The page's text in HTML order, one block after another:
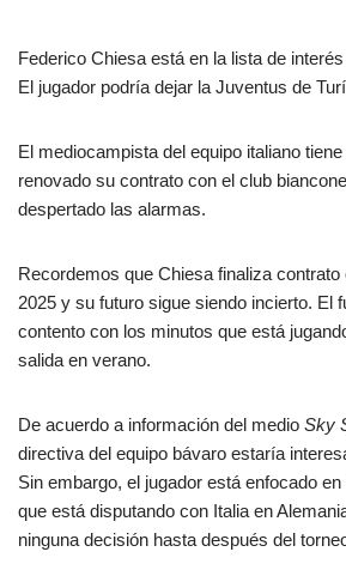
Federico Chiesa está en la lista de
El jugador podría dejar la Juventus de
El mediocampista del equipo italiano
renovado su contrato con el club
despertado las alarmas.
Recordemos que Chiesa finaliza
2025 y su futuro sigue siendo incierto. El
contento con los minutos que está
salida en verano.
De acuerdo a información del medio Sky
directiva del equipo bávaro estaría
Sin embargo, el jugador está enfocado
que está disputando con Italia en
ninguna decisión hasta después del